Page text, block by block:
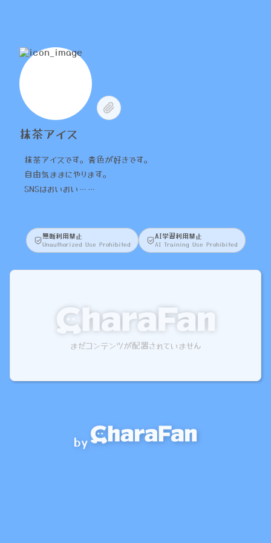
抹茶アイス
抹茶アイスです。青色が好きです。
自由気ままにやります。
SNSはおいおい……
無断利用禁止
Unauthorized Use Prohibited
AI学習利用禁止
AI Training Use Prohibited
まだコンテンツが配置されていません
by